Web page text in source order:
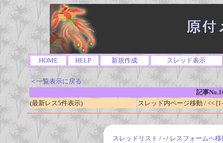
HOME HELP 新規作成 スレッド表示
＜一覧表示に戻る
記事
(最新レス5件表示)
スレッド内ページ移動 / <<
スレッドリスト / - / レスフォームへ移